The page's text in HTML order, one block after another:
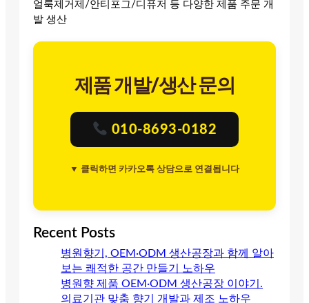
얼룩제거제/안티포그/디퓨저 등 다양한 제품 주문 개
발 생산
제품 개발/생산 문의
010-8693-0182
▼ 클릭하면 카카오톡 상담으로 연결됩니다
Recent Posts
병원향기, OEM·ODM 생산공장과 함께 알아
보는 쾌적한 공간 만들기 노하우
병원향 제품 OEM·ODM 생산공장 이야기.
의료기관 맞춤 향기 개발과 제조 노하우